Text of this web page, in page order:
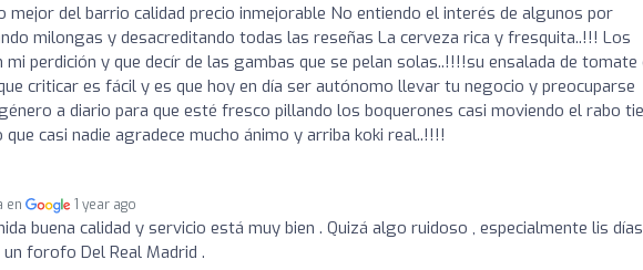
mejor del barrio calidad precio inmejorable No entiendo el interés de algunos por
milongas y desacreditando todas las reseñas La cerveza rica y fresquita..!!! Los
perdición y que decír de las gambas que se pelan solas..!!!!su ensalada de tomate
criticar es fácil y es que hoy en día ser autónomo llevar tu negocio y preocuparse
a diario para que esté fresco pillando los boquerones casi moviendo el rabo
casi nadie agradece mucho ánimo y arriba koki real..!!!!
en 1 year ago
buena calidad y servicio está muy bien . Quizá algo ruidoso , especialmente lis
forofo Del Real Madrid .